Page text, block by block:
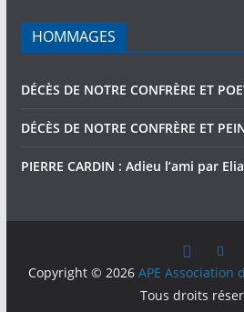
HOMMAGES
DÉCÈS DE NOTRE CONFRÈRE ET
DÉCÈS DE NOTRE CONFRÈRE ET
PIERRE CARDIN : Adieu l’ami par
Copyright © 2026APE Association
Tous droits